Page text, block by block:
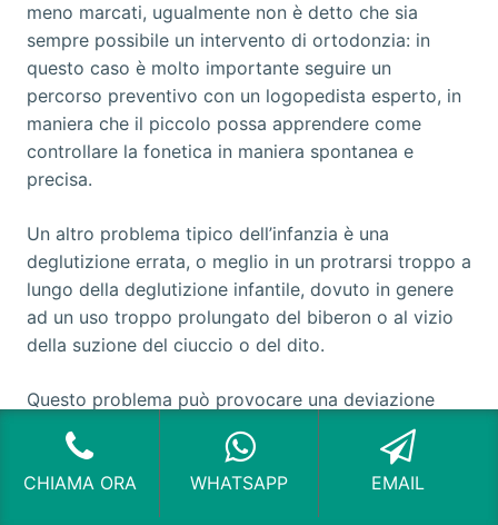
meno marcati, ugualmente non è detto che sia
sempre possibile un intervento di ortodonzia: in
questo caso è molto importante seguire un
percorso preventivo con un logopedista esperto, in
maniera che il piccolo possa apprendere come
controllare la fonetica in maniera spontanea e
precisa.
Un altro problema tipico dell’infanzia è una
deglutizione errata, o meglio in un protrarsi troppo a
lungo della deglutizione infantile, dovuto in genere
ad un uso troppo prolungato del biberon o al vizio
della suzione del ciuccio o del dito.
Questo problema può provocare una deviazione
delle arcate dentarie e influire anche notevolmente
sulla pronuncia delle parole: anche in questo caso è
necessario correggere l’alterazione con un
CHIAMA ORA WHATSAPP EMAIL